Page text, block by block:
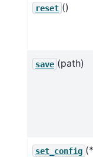
reset ()
save (path)
set_config